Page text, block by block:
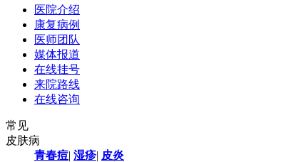
医院介绍
康复病例
医师团队
媒体报道
在线挂号
来院路线
在线咨询
常见
皮肤病
青春痘| 湿疹| 皮炎